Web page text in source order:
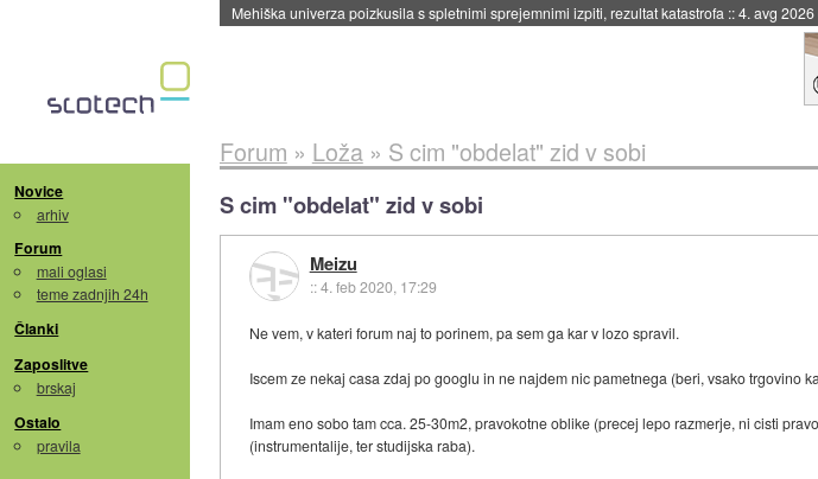
Mehiška univerza poizkusila s spletnimi sprejemnimi izpiti, rezultat katastrofa ::4. avg 2026
Novice
arhiv
Forum
mali oglasi
teme zadnjih 24h
Članki
Zaposlitve
brskaj
Ostalo
pravila
Forum » Loža» S cim "obdelat" zid v sobi
S cim "obdelat" zid v sobi
Meizu
::4. feb 2020, 17:29
Ne vem, v kateri forum naj to porinem, pa sem ga kar v lozo spravil.
Iscem ze nekaj casa zdaj po googlu in ne najdem nic pametnega (beri, vsako trgovino
Imam eno sobo tam cca. 25-30m2, pravokotne oblike (precej lepo razmerje, ni cisti
(instrumentalije, ter studijska raba).